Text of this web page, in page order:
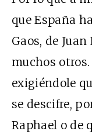
que España
Gaos, de
muchos
exigiéndole
se descifre,
Raphael o de